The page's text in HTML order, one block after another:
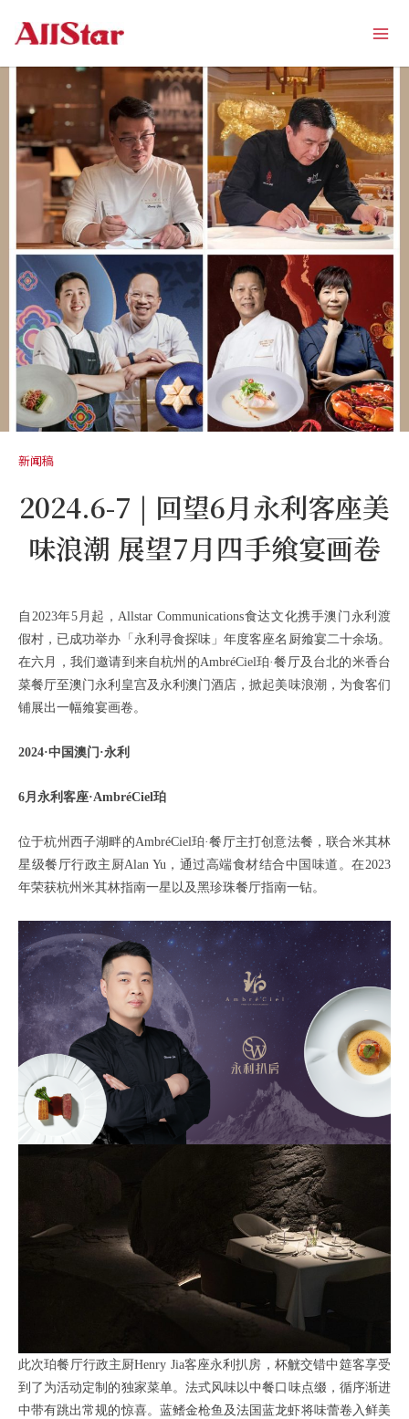
新闻稿
2024.6-7 | 回望6月永利客座美
味浪潮 展望7月四手飨宴画卷
自2023年5月起，Allstar Communications食达文化携手澳门永利渡
假村，已成功举办「永利寻食探味」年度客座名厨飨宴二十余场。
在六月，我们邀请到来自杭州的AmbréCiel珀·餐厅及台北的米香台
菜餐厅至澳门永利皇宫及永利澳门酒店，掀起美味浪潮，为食客们
铺展出一幅飨宴画卷。
2024·中国澳门·永利
6月永利客座·AmbréCiel珀
位于杭州西子湖畔的AmbréCiel珀·餐厅主打创意法餐，联合米其林
星级餐厅行政主厨Alan Yu，通过高端食材结合中国味道。在2023
年荣获杭州米其林指南一星以及黑珍珠餐厅指南一钻。
此次珀餐厅行政主厨Henry Jia客座永利扒房，杯觥交错中筵客享受
到了为活动定制的独家菜单。法式风味以中餐口味点缀，循序渐进
中带有跳出常规的惊喜。‍‍‍‍‍‍‍‍‍蓝鳍金枪鱼及法国蓝龙虾将味蕾卷入鲜美